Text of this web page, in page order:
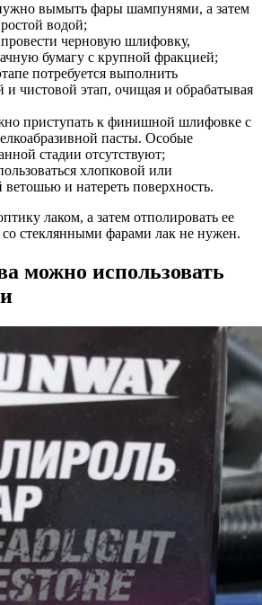
вымыть фары шампунями, а затем
водой;
черновую шлифовку,
бумагу с крупной фракцией;
потребуется выполнить
чистовой этап, очищая и обрабатывая
приступать к финишной шлифовке с
пасты. Особые
стадии отсутствуют;
хлопковой или
и натереть поверхность.
лаком, а затем отполировать ее
стеклянными фарами лак не нужен.
можно использовать